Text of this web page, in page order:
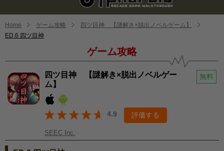
Home ゲーム攻略
四ツ目神 【謎解き×脱出ノベルゲーム】
ED.6 四ツ目神
ゲーム攻略
四ツ目神 【謎解き×脱出ノベルゲー
ム】
無料
4.9 評価する
SEEC Inc.